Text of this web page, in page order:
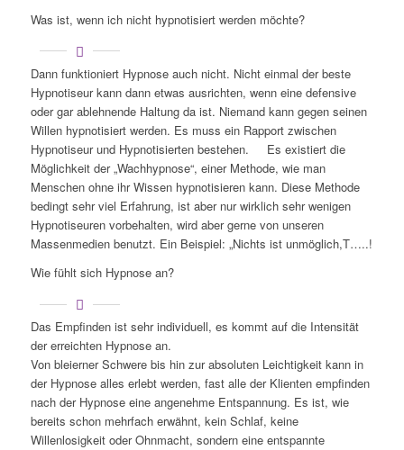
Was ist, wenn ich nicht hypnotisiert werden möchte?
Dann funktioniert Hypnose auch nicht. Nicht einmal der beste
Hypnotiseur kann dann etwas ausrichten, wenn eine defensive
oder gar ablehnende Haltung da ist. Niemand kann gegen seinen
Willen hypnotisiert werden. Es muss ein Rapport zwischen
Hypnotiseur und Hypnotisierten bestehen. Es existiert die
Möglichkeit der „Wachhypnose“, einer Methode, wie man
Menschen ohne ihr Wissen hypnotisieren kann. Diese Methode
bedingt sehr viel Erfahrung, ist aber nur wirklich sehr wenigen
Hypnotiseuren vorbehalten, wird aber gerne von unseren
Massenmedien benutzt. Ein Beispiel: „Nichts ist unmöglich,T…..!
Wie fühlt sich Hypnose an?
Das Empfinden ist sehr individuell, es kommt auf die Intensität
der erreichten Hypnose an.
Von bleierner Schwere bis hin zur absoluten Leichtigkeit kann in
der Hypnose alles erlebt werden, fast alle der Klienten empfinden
nach der Hypnose eine angenehme Entspannung. Es ist, wie
bereits schon mehrfach erwähnt, kein Schlaf, keine
Willenlosigkeit oder Ohnmacht, sondern eine entspannte